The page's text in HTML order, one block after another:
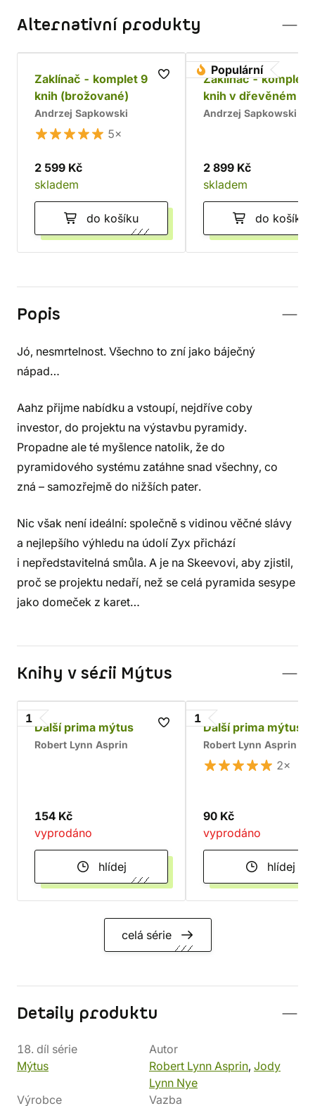
Alternativní produkty
Zaklínač - komplet 9
knih (brožované)
Andrzej Sapkowski
5×
2 599 Kč
skladem
do košíku
Populární
Zaklínač - komplet
knih v dřevěném
Chrám
Andrzej Sapkowski
2 899 Kč
skladem
do košíku
Popis
Jó, nesmrtelnost. Všechno to zní jako báječný
nápad…
Aahz přijme nabídku a vstoupí, nejdříve coby
investor, do projektu na výstavbu pyramidy.
Propadne ale té myšlence natolik, že do
pyramidového systému zatáhne snad všechny, co
zná – samozřejmě do nižších pater.
Nic však není ideální: společně s vidinou věčné slávy
a nejlepšího výhledu na údolí Zyx přichází
i nepředstavitelná smůla. A je na Skeevovi, aby zjistil,
proč se projektu nedaří, než se celá pyramida sesype
jako domeček z karet…
Knihy v sérii Mýtus
1
Další prima mýtus
Robert Lynn Asprin
154 Kč
vyprodáno
hlídej
1
Další prima mýtus
Robert Lynn Asprin
2×
90 Kč
vyprodáno
hlídej
celá série
Detaily produktu
18. díl série
Mýtus
Autor
Robert Lynn Asprin, Jody
Lynn Nye
Výrobce
Vazba